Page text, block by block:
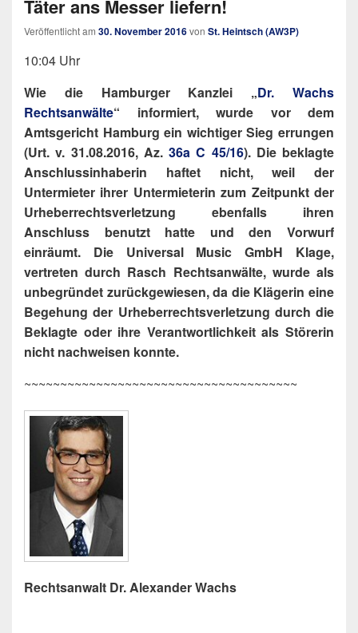
Täter ans Messer liefern!
Veröffentlicht am 30. November 2016von St. Heintsch (AW3P)
10:04 Uhr
Wie die Hamburger Kanzlei „Dr. Wachs
Rechtsanwälte“ informiert, wurde vor dem
Amtsgericht Hamburg ein wichtiger Sieg errungen
(Urt. v. 31.08.2016, Az. 36a C 45/16). Die beklagte
Anschlussinhaberin haftet nicht, weil der
Untermieter ihrer Untermieterin zum Zeitpunkt der
Urheberrechtsverletzung ebenfalls ihren
Anschluss benutzt hatte und den Vorwurf
einräumt. Die Universal Music GmbH Klage,
vertreten durch Rasch Rechtsanwälte, wurde als
unbegründet zurückgewiesen, da die Klägerin eine
Begehung der Urheberrechtsverletzung durch die
Beklagte oder ihre Verantwortlichkeit als Störerin
nicht nachweisen konnte.
~~~~~~~~~~~~~~~~~~~~~~~~~~~~~~~~~~~~~~
Rechtsanwalt Dr. Alexander Wachs